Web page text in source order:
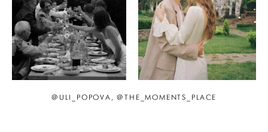
@ULI_POPOVA, @THE_MOMENTS_PLACE